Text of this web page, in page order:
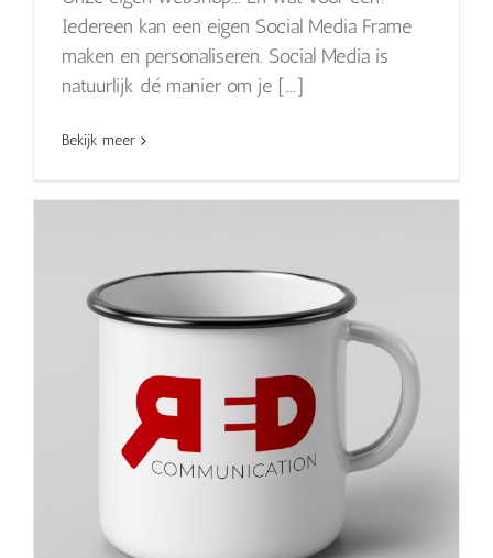
Iedereen kan een eigen Social Media Frame
maken en personaliseren. Social Media is
natuurlijk dé manier om je [...]
Bekijk meer